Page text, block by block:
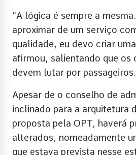
“A lógica é sempre a
aproximar de um serviço
qualidade, eu devo criar
afirmou, salientando que os
devem lutar por passageiros.
Apesar de o conselho de
inclinado para a arquitetura
proposta pela OPT, haverá
alterados, nomeadamente
que estava prevista nesse